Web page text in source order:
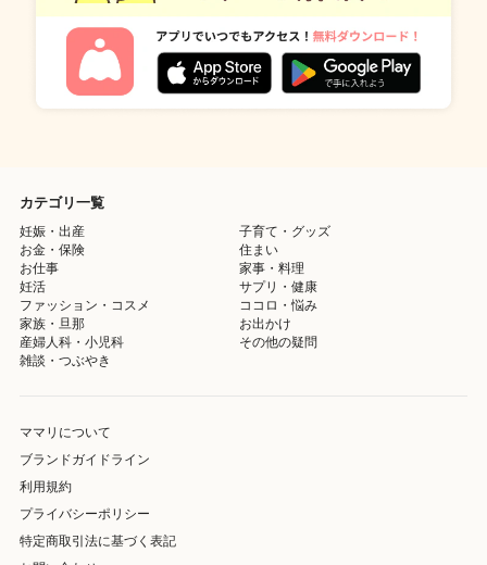
カテゴリ一覧
妊娠・出産
子育て・グッズ
お金・保険
住まい
お仕事
家事・料理
妊活
サプリ・健康
ファッション・コスメ
ココロ・悩み
家族・旦那
お出かけ
産婦人科・小児科
その他の疑問
雑談・つぶやき
ママリについて
ブランドガイドライン
利用規約
プライバシーポリシー
特定商取引法に基づく表記